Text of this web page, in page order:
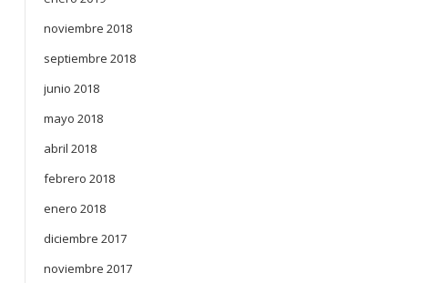
noviembre 2018
septiembre 2018
junio 2018
mayo 2018
abril 2018
febrero 2018
enero 2018
diciembre 2017
noviembre 2017